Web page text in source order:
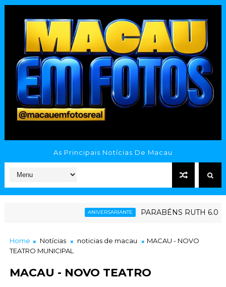
As Principais Notícias De Macau
ANIVERSARIANTE PARABÉNS RUTH 6.0
Home Notícias noticias de macau
MACAU - NOVO
TEATRO MUNICIPAL
MACAU - NOVO TEATRO